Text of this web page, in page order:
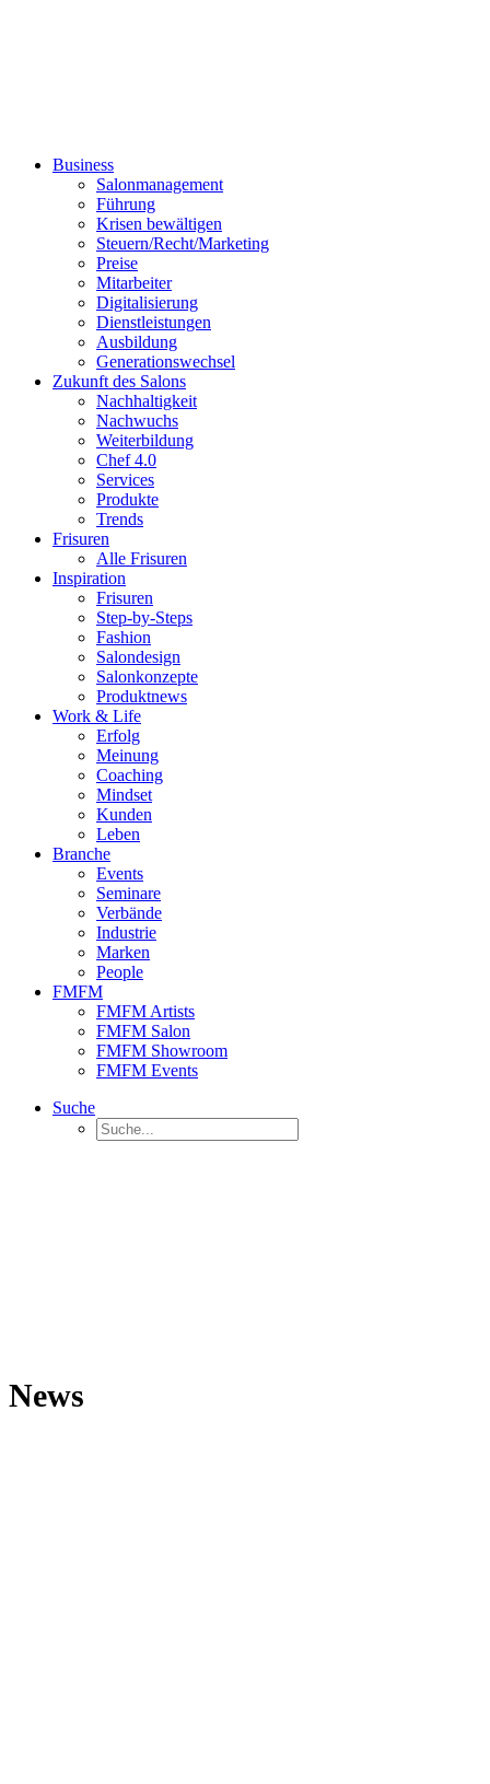
Business
Salonmanagement
Führung
Krisen bewältigen
Steuern/Recht/Marketing
Preise
Mitarbeiter
Digitalisierung
Dienstleistungen
Ausbildung
Generationswechsel
Zukunft des Salons
Nachhaltigkeit
Nachwuchs
Weiterbildung
Chef 4.0
Services
Produkte
Trends
Frisuren
Alle Frisuren
Inspiration
Frisuren
Step-by-Steps
Fashion
Salondesign
Salonkonzepte
Produktnews
Work & Life
Erfolg
Meinung
Coaching
Mindset
Kunden
Leben
Branche
Events
Seminare
Verbände
Industrie
Marken
People
FMFM
FMFM Artists
FMFM Salon
FMFM Showroom
FMFM Events
Suche
News